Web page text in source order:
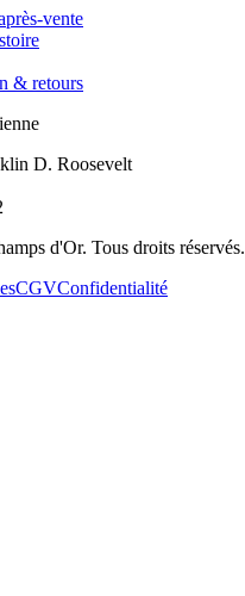
vente
& retours
D. Roosevelt
d'Or. Tous droits réservés.
CGVConfidentialité